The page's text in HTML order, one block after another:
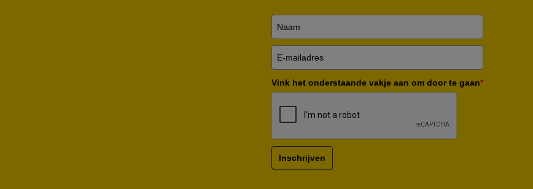
Vink het onderstaande vakje aan om door te gaan*
Inschrijven